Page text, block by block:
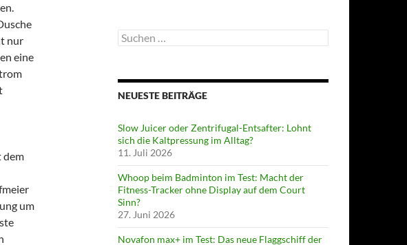
nur
eine
dem
um
Suchen
nach:
NEUESTE BEITRÄGE
Slow Juicer oder Zentrifugal-Entsafter: Lohnt
sich die Kaltpressung im Alltag?
11. Juli 2026
Whoop beim Badminton im Test: Macht der
Fitness-Tracker ohne Display auf dem Court
Sinn?
27. Juni 2026
Novafon max+ im Test: Das neue Flaggschiff der